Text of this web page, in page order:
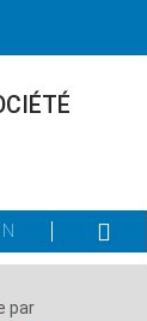
par